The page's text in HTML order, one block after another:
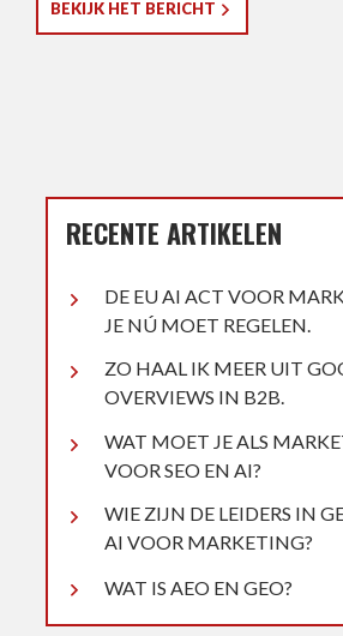
RECENTE ARTIKELEN
DE EU AI ACT VOOR
JE NÚ MOET REGELEN.
ZO HAAL IK MEER UIT
OVERVIEWS IN B2B.
WAT MOET JE ALS
VOOR SEO EN AI?
WIE ZIJN DE LEIDERS IN
AI VOOR MARKETING?
WAT IS AEO EN GEO?
BEKIJK HET BERICHT